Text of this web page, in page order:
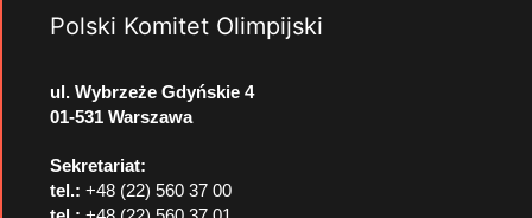
Polski Komitet Olimpijski
ul. Wybrzeże Gdyńskie 4
01-531 Warszawa
Sekretariat:
tel.: +48 (22) 560 37 00